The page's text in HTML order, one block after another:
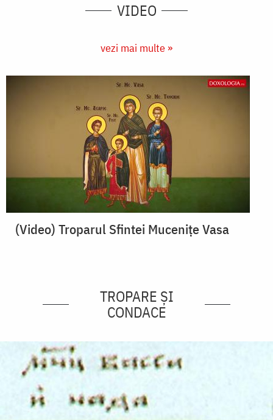
VIDEO
vezi mai multe »
(Video) Troparul Sfintei Mucenițe Vasa
TROPARE ȘI
CONDACE